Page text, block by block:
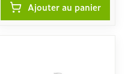
Ajouter au panier